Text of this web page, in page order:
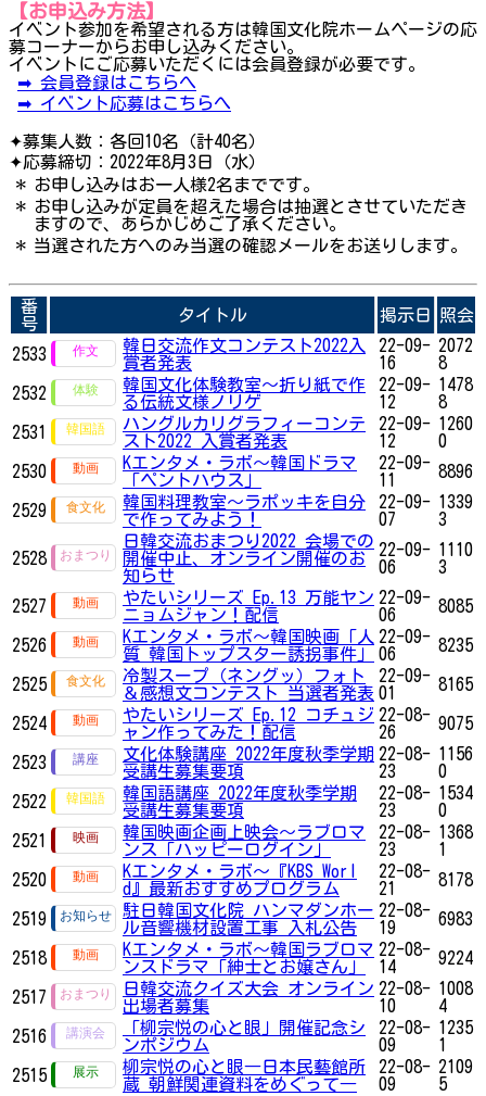
【お申込み方法】
イベント参加を希望される方は韓国文化院ホームページの応
募コーナーからお申し込みください。
イベントにご応募いただくには会員登録が必要です。
➡ 会員登録はこちらへ
➡ イベント応募はこちらへ
✦募集人数：各回10名（計40名）
✦応募締切：2022年8月3日（水）
＊ お申し込みはお一人様2名までです。
＊ お申し込みが定員を超えた場合は抽選とさせていただき
ますので、あらかじめご了承ください。
＊ 当選された方へのみ当選の確認メールをお送りします。
番
号
タイトル 掲示日 照会
2533
韓日交流作文コンテスト2022入
賞者発表
22-09-
16
2072
8
2532
韓国文化体験教室〜折り紙で作
る伝統文様ノリゲ
22-09-
12
1478
8
2531
ハングルカリグラフィーコンテ
スト2022 入賞者発表
22-09-
12
1260
0
2530
Kエンタメ・ラボ～韓国ドラマ
「ペントハウス」
22-09-
11
8896
2529
韓国料理教室〜ラポッキを自分
で作ってみよう！
22-09-
07
1339
3
2528
日韓交流おまつり2022 会場での
開催中止、オンライン開催のお
知らせ
22-09-
06
1110
3
2527
やたいシリーズ Ep.13 万能ヤン
ニョムジャン！配信
22-09-
06
8085
2526
Kエンタメ・ラボ～韓国映画「人
質 韓国トップスター誘拐事件」
22-09-
06
8235
2525
冷製スープ（ネングッ）フォト
＆感想文コンテスト 当選者発表
22-09-
01
8165
2524
やたいシリーズ Ep.12 コチュジ
ャン作ってみた！配信
22-08-
26
9075
2523
文化体験講座 2022年度秋季学期
受講生募集要項
22-08-
23
1156
0
2522
韓国語講座 2022年度秋季学期
受講生募集要項
22-08-
23
1534
0
2521
韓国映画企画上映会～ラブロマ
ンス「ハッピーログイン」
22-08-
23
1368
1
2520
Kエンタメ・ラボ～『KBS Worl
d』最新おすすめプログラム
22-08-
21
8178
2519
駐日韓国文化院 ハンマダンホー
ル音響機材設置工事 入札公告
22-08-
19
6983
2518
Kエンタメ・ラボ～韓国ラブロマ
ンスドラマ「紳士とお嬢さん」
22-08-
14
9224
2517
日韓交流クイズ大会 オンライン
出場者募集
22-08-
10
1008
4
2516
「柳宗悦の心と眼」開催記念シ
ンポジウム
22-08-
09
1235
1
2515
柳宗悦の心と眼―日本民藝館所
蔵 朝鮮関連資料をめぐって―
22-08-
09
2109
5